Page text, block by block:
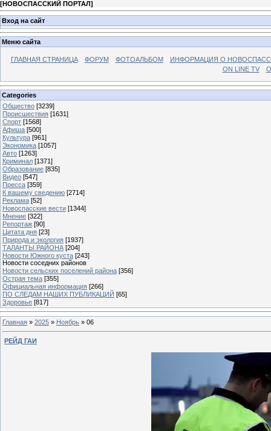
[НОВОСПАССКИЙ ПОРТАЛ]
Вход на сайт
Меню сайта
ГЛАВНАЯ СТРАНИЦА ФОРУМ ФОТОАЛЬБОМ
ИНФОРМАЦИЯ О
ON LINE TV
Categories
Общество [3239]
Происшествия [1631]
Спорт [1568]
Афиша [500]
Культура [961]
Экономика [1057]
Авто [1263]
Криминал [1371]
Образование [835]
Видео [547]
Пресса [359]
К вашему сведению [2714]
Реклама [52]
Новоспасские вести [1344]
Мнение [322]
Репортаж [90]
Цитата дня [23]
Природа и экология [1937]
ТАЛАНТЫ РАЙОНА [204]
Новости Южного куста [243]
Новости соседних районов
Новости сельских поселений района [356]
Острая тема [355]
Официальная информация [266]
ПО СЛЕДАМ НАШИХ ПУБЛИКАЦИЙ [65]
Здоровье [817]
Главная » 2025 » Ноябрь » 06
РЕЙД ГАИ